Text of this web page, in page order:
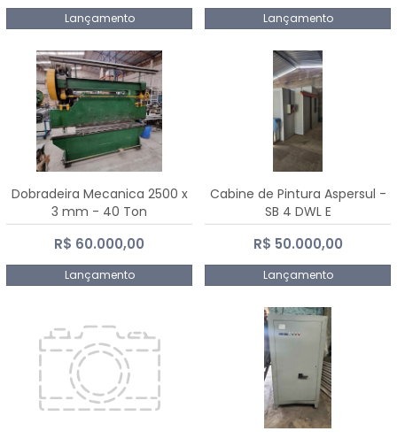
Lançamento Lançamento
Dobradeira Mecanica 2500 x
3 mm - 40 Ton
R$ 60.000,00
Lançamento
Cabine de Pintura Aspersul -
SB 4 DWL E
R$ 50.000,00
Lançamento